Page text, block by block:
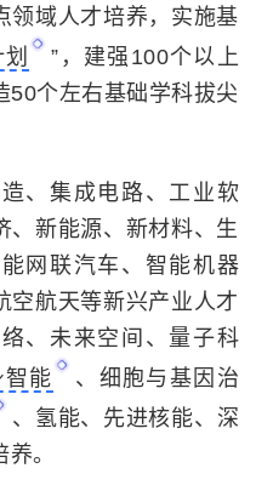
领域人才培养，实施基
”，建强100个以上
50个左右基础学科拔尖
、集成电路、工业软
、新能源、新材料、生
网联汽车 、智能机器
空航天等新兴产业人才
、未来空间、量子科
智能
、细胞与基因治
、氢能、先进核能、深
。